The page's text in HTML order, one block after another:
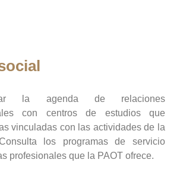
la agenda de relaciones
con centros de estudios que
vinculadas con las actividades de la
los programas de servicio
profesionales que la PAOT ofrece.